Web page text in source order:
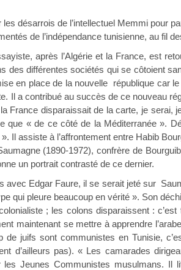
de l’intellectuel Memmi pour
de l’indépendance tunisienne, au fil
après l’Algérie et la France, est
des différentes sociétés qui se côtoient
en place de la nouvelle république car
Il a contribué au succès de ce nouveau
France disparaissait de la carte, je serai,
que « de ce côté de la Méditerranée ».
Il assiste à l’affrontement entre Habib
(1890-1972), confrère de
un portrait contrasté de ce dernier.
Edgar Faure, il se serait jeté sur
qui pleure beaucoup en vérité ». Son
; les colons disparaissent :
maintenant se mettre à apprendre
de juifs sont communistes en Tunisie,
d’ailleurs pas). « Les camarades
Jeunes Communistes musulmans. Il